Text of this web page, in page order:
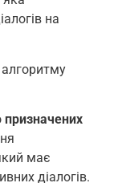
на
призначених
має
діалогів.